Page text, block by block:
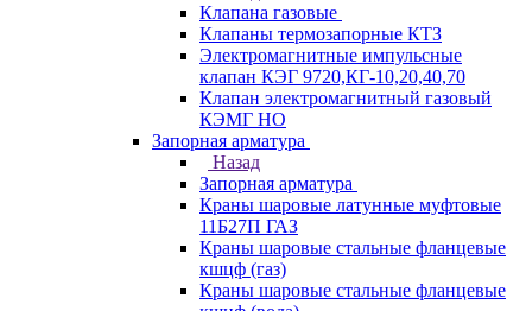
Клапана газовые
Клапаны термозапорные КТЗ
Электромагнитные импульсные
клапан КЭГ 9720,КГ-10,20,40,70
Клапан электромагнитный газовый
КЭМГ НО
Запорная арматура
Назад
Запорная арматура
Краны шаровые латунные муфтовые
11Б27П ГАЗ
Краны шаровые стальные фланцевые
кшцф (газ)
Краны шаровые стальные фланцевые